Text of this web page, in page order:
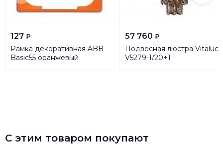
127 ₽
Рамка декоративная ABB
Basic55 оранжевый
57 760 ₽
Подвесная люстра Vitaluce
V5279-1/20+1
С этим товаром покупают